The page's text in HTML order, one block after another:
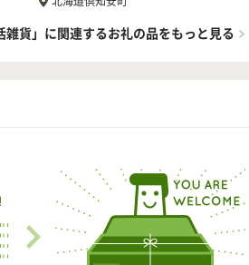
雑貨」に関連するお礼の品をもっと見る